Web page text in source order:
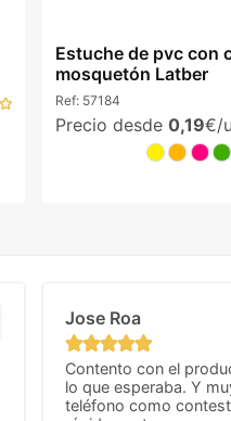
Estuche de pvc con
mosquetón Latber
Ref: 57184
Precio desde 0,19€/
Jose Roa
Contento con el
lo que esperaba. Y
teléfono como